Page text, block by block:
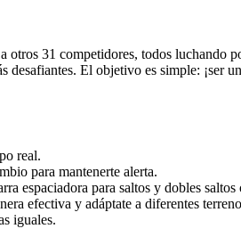
31 competidores, todos luchando
El objetivo es simple: ¡ser
real.
para mantenerte alerta.
espaciadora para saltos y dobles saltos
efectiva y adáptate a diferentes
iguales.